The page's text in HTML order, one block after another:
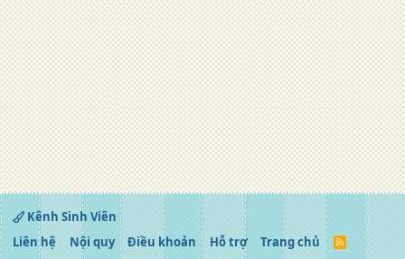
Kênh Sinh Viên
Liên hệ
Nội quy Điều khoản Hỗ trợ Trang chủ
R